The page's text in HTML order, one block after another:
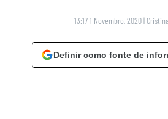
13:17 1 Novembro, 2020 |
Definir como fonte de